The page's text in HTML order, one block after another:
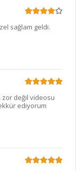
sağlam geldi.
değil videosu
ediyorum